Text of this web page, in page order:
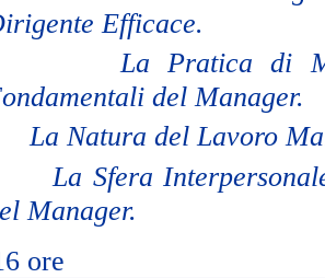
Efficace.
La Pratica di
del Manager.
La Natura del Lavoro
La Sfera
Manager.
ore